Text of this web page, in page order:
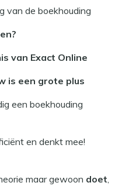
van de boekhouding
van Exact Online
is een grote plus
een boekhouding
en denkt mee!
maar gewoon doet